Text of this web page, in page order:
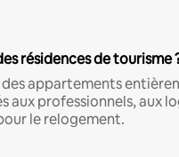
résidences de tourisme
appartements
aux professionnels, aux
le relogement.